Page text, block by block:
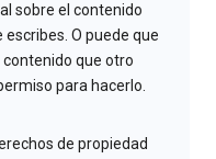
sobre el contenido
O puede que
que otro
para hacerlo.
de propiedad